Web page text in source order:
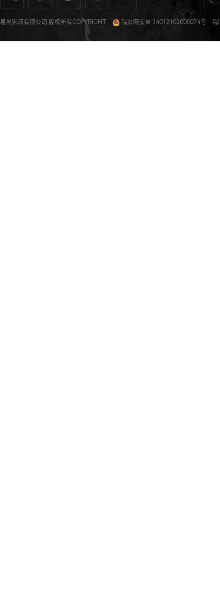
全屋定制 定制家具 整体家居 衣柜定制 橱柜定制 全屋定制加盟 全屋整装 全屋定制
易高家居有限公司 版权所有COPYRIGHT 皖公网安备 34012102000074号 皖